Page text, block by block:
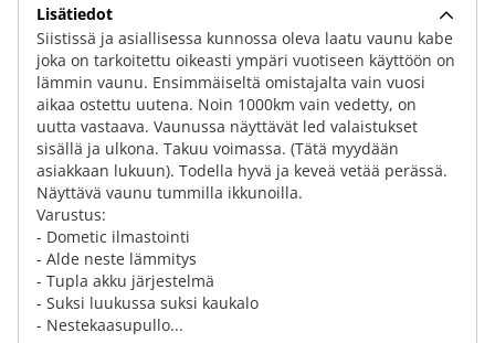
Lisätiedot
Siistissä ja asiallisessa kunnossa oleva laatu vaunu kabe
joka on tarkoitettu oikeasti ympäri vuotiseen käyttöön on
lämmin vaunu. Ensimmäiseltä omistajalta vain vuosi
aikaa ostettu uutena. Noin 1000km vain vedetty, on
uutta vastaava. Vaunussa näyttävät led valaistukset
sisällä ja ulkona. Takuu voimassa. (Tätä myydään
asiakkaan lukuun). Todella hyvä ja keveä vetää perässä.
Näyttävä vaunu tummilla ikkunoilla.
Varustus:
- Dometic ilmastointi
- Alde neste lämmitys
- Tupla akku järjestelmä
- Suksi luukussa suksi kaukalo
- Nestekaasupullo...